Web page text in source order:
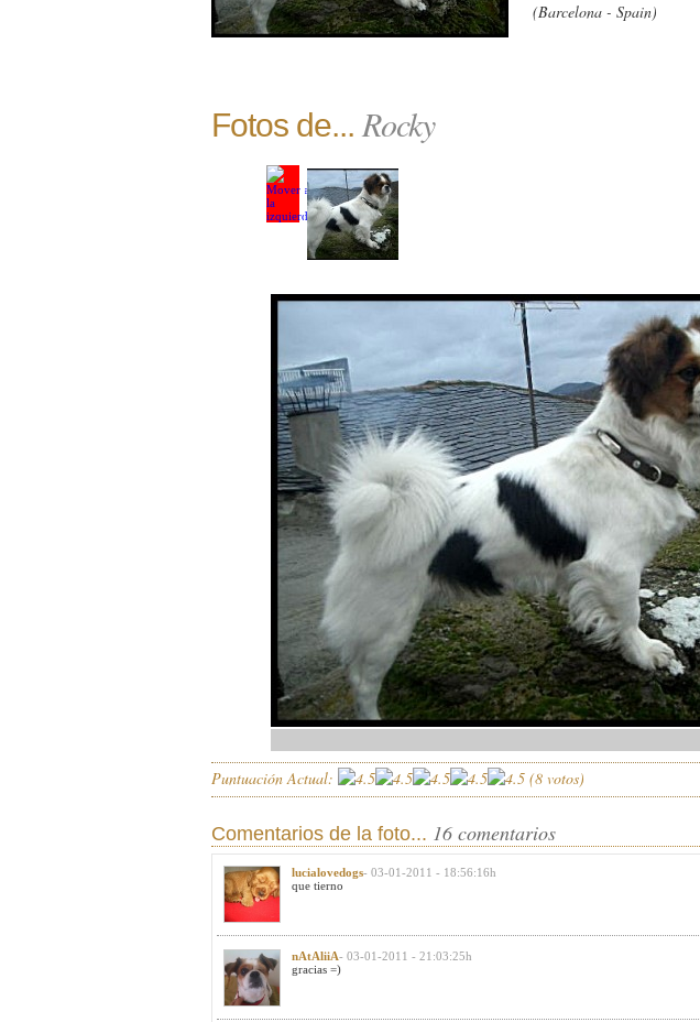
(Barcelona - Spain)
Fotos de... Rocky
Puntuación Actual: (8 votos)
Comentarios de la foto... 16 comentarios
lucialovedogs- 03-01-2011 - 18:56:16h
que tierno
nAtAliiA- 03-01-2011 - 21:03:25h
gracias =)